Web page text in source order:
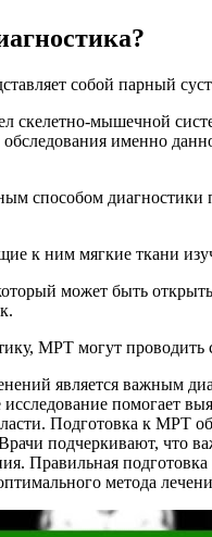
собой парный
скелетно-мышечной
именно
способом
к ним мягкие ткани
может быть
МРТ могут
является важным
помогает
Подготовка к МРТ
подчеркивают, что
Правильная
метода